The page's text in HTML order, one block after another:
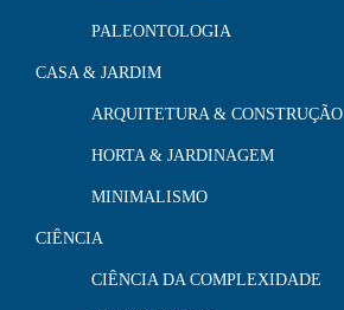
PALEONTOLOGIA
CASA & JARDIM
ARQUITETURA & CONSTRUÇÃO
HORTA & JARDINAGEM
MINIMALISMO
CIÊNCIA
CIÊNCIA DA COMPLEXIDADE